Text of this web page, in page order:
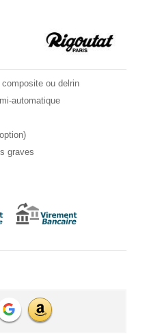
ou delrin
automatique
graves